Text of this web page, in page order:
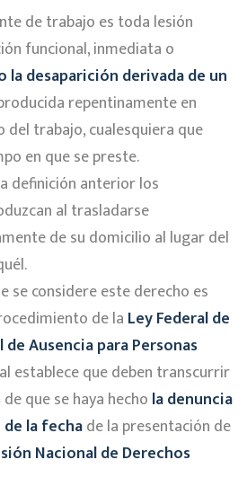
de trabajo es toda lesión
funcional, inmediata o
la desaparición derivada de un
repentinamente en
del trabajo, cualesquiera que
en que se preste.
definición anterior los
al trasladarse
de su domicilio al lugar del
se considere este derecho es
de la Ley Federal de
de Ausencia paraPersonas
establece que deben transcurrir
de que se haya hecho la denuncia
la fechade la presentación de
Nacional de Derechos